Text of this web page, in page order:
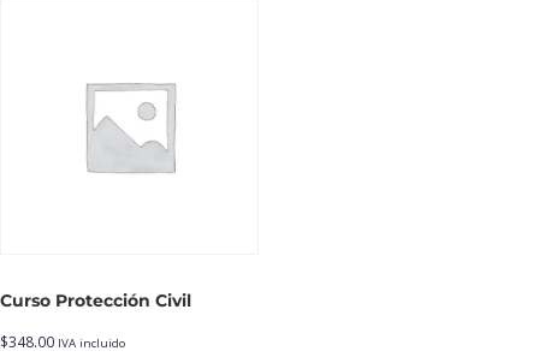
Curso Protección Civil
$348.00 IVA incluido